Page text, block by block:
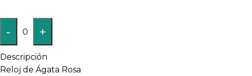
- 0 +
Descripción
Reloj de Ágata Rosa